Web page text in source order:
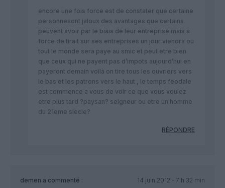
encore une fois force est de constater que certaine
personnesont jaloux des avantages que certains
peuvent avoir par le biais de leur entreprise mais a
force de tirait sur ses entreprises un jour viendra ou
tout le monde sera paye au smic et peut etre bien
que ceux qui ne payent pas d’impots aujourd’hui en
payeront demain voilà on tire tous les ouvriers vers
le bas et les patrons vers le haut , le temps feodale
est commence a vous de voir ce que vous voulez
etre plus tard ?paysan? seigneur ou etre un homme
du 21eme siecle?
RÉPONDRE
demen a commenté :
14 juin 2012 - 7 h 32 min